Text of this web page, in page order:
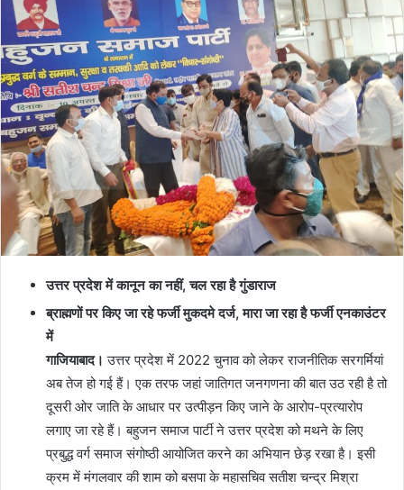
उत्तर प्रदेश में कानून का नहीं, चल रहा है गुंडाराज
ब्राह्मणों पर किए जा रहे फर्जी मुकदमे दर्ज, मारा जा रहा है फर्जी एनकाउंटर
में
गाजियाबाद। उत्तर प्रदेश में 2022 चुनाव को लेकर राजनीतिक सरगर्मियां
अब तेज हो गई हैं। एक तरफ जहां जातिगत जनगणना की बात उठ रही है तो
दूसरी ओर जाति के आधार पर उत्पीड़न किए जाने के आरोप-प्रत्यारोप
लगाए जा रहे हैं। बहुजन समाज पार्टी ने उत्तर प्रदेश को मथने के लिए
प्रबुद्ध वर्ग समाज संगोष्ठी आयोजित करने का अभियान छेड़ रखा है। इसी
क्रम में मंगलवार की शाम को बसपा के महासचिव सतीश चन्द्र मिश्रा